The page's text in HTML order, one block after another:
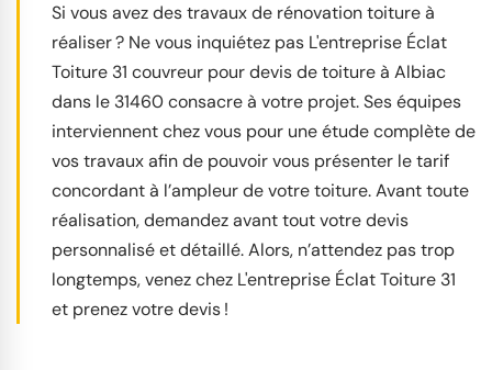
Si vous avez des travaux de rénovation toiture à
réaliser ? Ne vous inquiétez pas L'entreprise Éclat
Toiture 31 couvreur pour devis de toiture à Albiac
dans le 31460 consacre à votre projet. Ses équipes
interviennent chez vous pour une étude complète de
vos travaux afin de pouvoir vous présenter le tarif
concordant à l’ampleur de votre toiture. Avant toute
réalisation, demandez avant tout votre devis
personnalisé et détaillé. Alors, n’attendez pas trop
longtemps, venez chez L'entreprise Éclat Toiture 31
et prenez votre devis !